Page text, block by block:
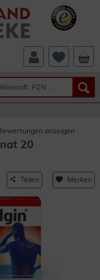
anzeigen
20
Teilen Merken